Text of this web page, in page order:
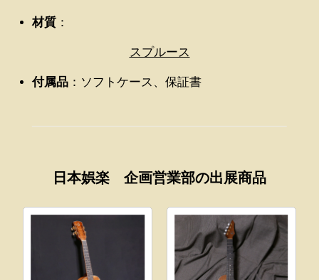
材質：
スプルース
付属品：ソフトケース、保証書
日本娯楽 企画営業部の出展商品